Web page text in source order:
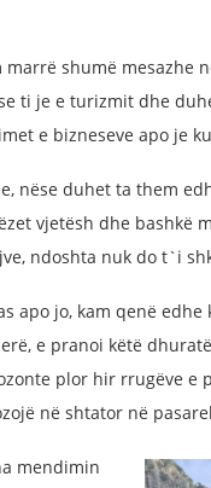
shumë mesazhe
ti je e turizmit dhe
e bizneseve apo je
nëse duhet ta them
vjetësh dhe bashkë
ndoshta nuk do t`i
apo jo, kam qenë
e pranoi këtë
plor hir rrugëve e
në shtator në
mendimin